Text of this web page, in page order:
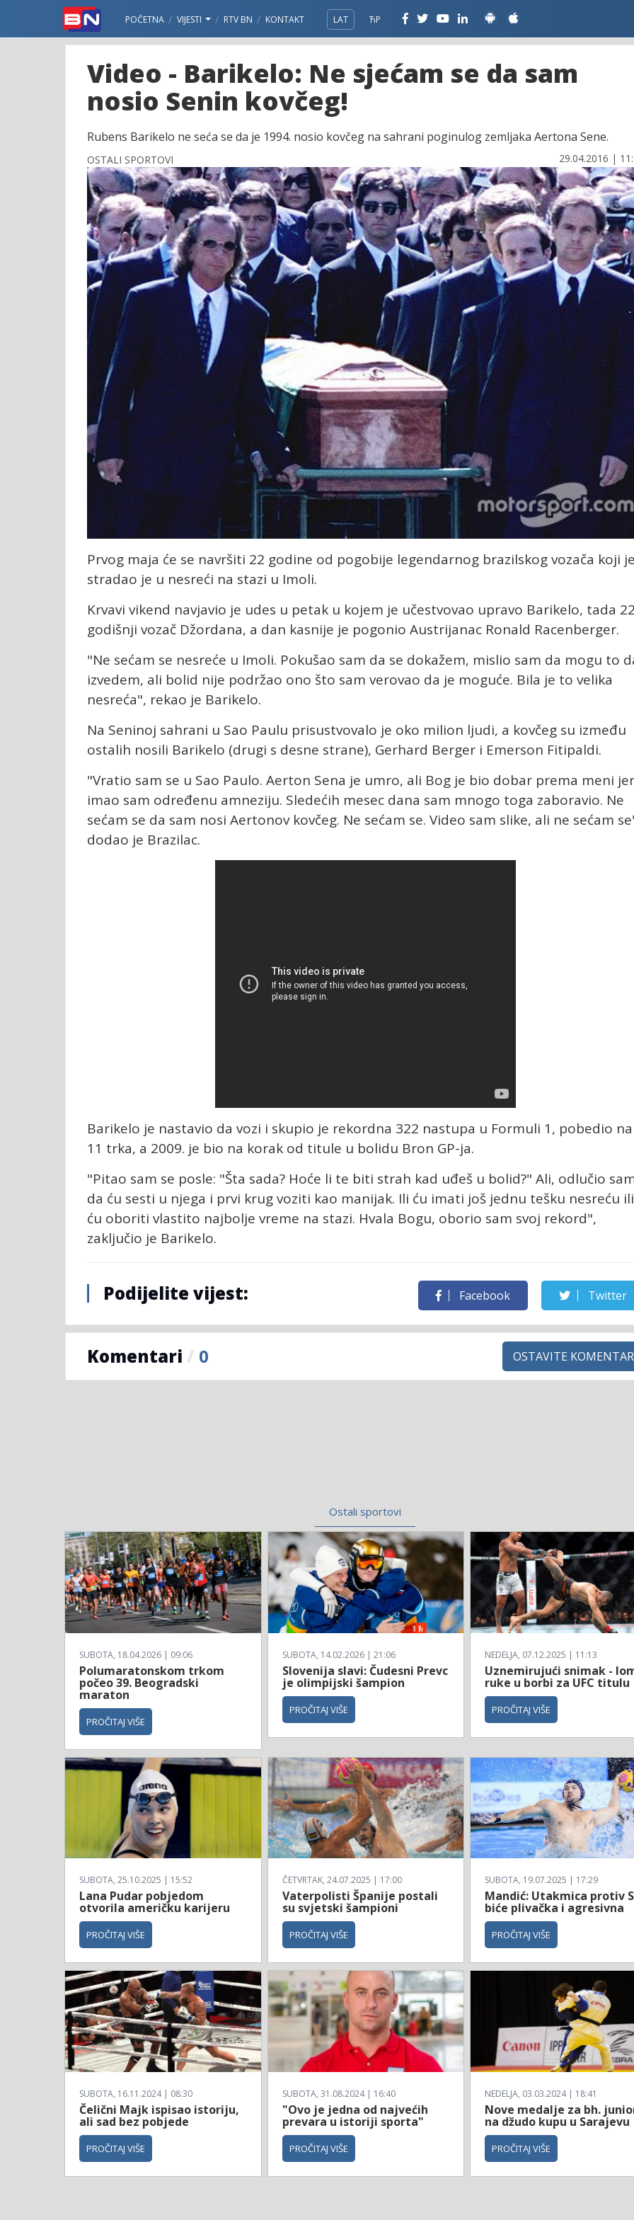
POČETNA VIJESTI RTV BN KONTAKT LAT ЋР
Video - Barikelo: Ne sjećam se da sam
nosio Senin kovčeg!
Rubens Barikelo ne seća se da je 1994. nosio kovčeg na sahrani poginulog zemljaka Aertona Sene.
OSTALI SPORTOVI 29.04.2016 |
Prvog maja će se navršiti 22 godine od pogobije legendarnog brazilskog vozača koji
stradao je u nesreći na stazi u Imoli.
Krvavi vikend navjavio je udes u petak u kojem je učestvovao upravo Barikelo, tada
godišnji vozač Džordana, a dan kasnije je pogonio Austrijanac Ronald Racenberger.
"Ne sećam se nesreće u Imoli. Pokušao sam da se dokažem, mislio sam da mogu to
izvedem, ali bolid nije podržao ono što sam verovao da je moguće. Bila je to velika
nesreća", rekao je Barikelo.
Na Seninoj sahrani u Sao Paulu prisustvovalo je oko milion ljudi, a kovčeg su između
ostalih nosili Barikelo (drugi s desne strane), Gerhard Berger i Emerson Fitipaldi.
"Vratio sam se u Sao Paulo. Aerton Sena je umro, ali Bog je bio dobar prema meni jer
imao sam određenu amneziju. Sledećih mesec dana sam mnogo toga zaboravio. Ne
sećam se da sam nosi Aertonov kovčeg. Ne sećam se. Video sam slike, ali ne sećam
dodao je Brazilac.
Barikelo je nastavio da vozi i skupio je rekordna 322 nastupa u Formuli 1, pobedio na
11 trka, a 2009. je bio na korak od titule u bolidu Bron GP-ja.
"Pitao sam se posle: "Šta sada? Hoće li te biti strah kad uđeš u bolid?" Ali, odlučio
da ću sesti u njega i prvi krug voziti kao manijak. Ili ću imati još jednu tešku nesreću ili
ću oboriti vlastito najbolje vreme na stazi. Hvala Bogu, oborio sam svoj rekord",
zaključio je Barikelo.
Podijelite vijest: Facebook Twitter
Komentari / 0 OSTAVITE KOMENTAR
Ostali sportovi
SUBOTA, 18.04.2026 | 09:06
Polumaratonskom trkom
počeo 39. Beogradski
maraton
PROČITAJ VIŠE
SUBOTA, 14.02.2026 | 21:06
Slovenija slavi: Čudesni Prevc
je olimpijski šampion
PROČITAJ VIŠE
NEDELJA, 07.12.2025 | 11:13
Uznemirujući snimak -
ruke u borbi za UFC titulu
PROČITAJ VIŠE
SUBOTA, 25.10.2025 | 15:52
Lana Pudar pobjedom
otvorila američku karijeru
PROČITAJ VIŠE
ČETVRTAK, 24.07.2025 | 17:00
Vaterpolisti Španije postali
su svjetski šampioni
PROČITAJ VIŠE
SUBOTA, 19.07.2025 | 17:29
Mandić: Utakmica protiv
biće plivačka i agresivna
PROČITAJ VIŠE
SUBOTA, 16.11.2024 | 08:30
Čelični Majk ispisao istoriju,
ali sad bez pobjede
PROČITAJ VIŠE
SUBOTA, 31.08.2024 | 16:40
"Ovo je jedna od najvećih
prevara u istoriji sporta"
PROČITAJ VIŠE
NEDELJA, 03.03.2024 | 18:41
Nove medalje za bh.
na džudo kupu u Sarajevu
PROČITAJ VIŠE